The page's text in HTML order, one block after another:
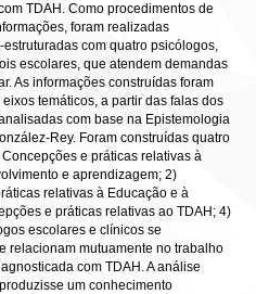
TDAH. Como procedimentos de
foram realizadas
estruturadas com quatro psicólogos,
escolares, que atendem demandas
As informações construídas foram
temáticos, a partir das falas dos
com base na Epistemologia
Rey. Foram construídas quatro
e práticas relativas à
e aprendizagem; 2)
relativas à Educação e à
e práticas relativas ao TDAH; 4)
escolares e clínicos se
relacionam mutuamente no trabalho
com TDAH. A análise
um conhecimento